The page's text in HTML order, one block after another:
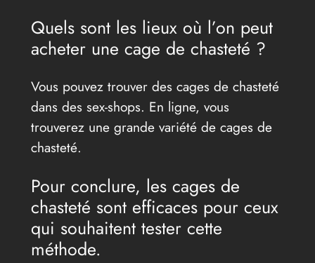
Quels sont les lieux où l’on peut
acheter une cage de chasteté ?
Vous pouvez trouver des cages de chasteté
dans des sex-shops. En ligne, vous
trouverez une grande variété de cages de
chasteté.
Pour conclure, les cages de
chasteté sont efficaces pour ceux
qui souhaitent tester cette
méthode.